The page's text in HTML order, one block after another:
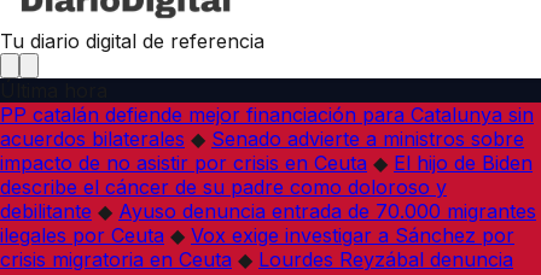
Tu diario digital de referencia
PP catalán defiende mejor financiación para Catalunya sin
acuerdos bilaterales ◆ Senado advierte a ministros sobre
impacto de no asistir por crisis en Ceuta ◆ El hijo de Biden
describe el cáncer de su padre como doloroso y
debilitante ◆ Ayuso denuncia entrada de 70.000 migrantes
ilegales por Ceuta ◆ Vox exige investigar a Sánchez por
crisis migratoria en Ceuta ◆ Lourdes Reyzábal denuncia